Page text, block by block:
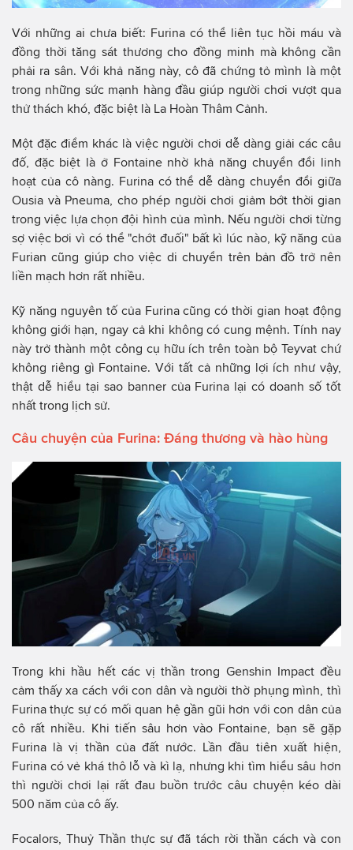
Với những ai chưa biết: Furina có thể liên tục hồi máu và
đồng thời tăng sát thương cho đồng minh mà không cần
phải ra sân. Với khả năng này, cô đã chứng tỏ mình là một
trong những sức mạnh hàng đầu giúp người chơi vượt qua
thử thách khó, đặc biệt là La Hoàn Thâm Cảnh.
Một đặc điểm khác là việc người chơi dễ dàng giải các câu
đố, đặc biệt là ở Fontaine nhờ khả năng chuyển đổi linh
hoạt của cô nàng. Furina có thể dễ dàng chuyển đổi giữa
Ousia và Pneuma, cho phép người chơi giảm bớt thời gian
trong việc lựa chọn đội hình của mình. Nếu người chơi từng
sợ việc bơi vì có thể "chớt đuối" bất kì lúc nào, kỹ năng của
Furian cũng giúp cho việc di chuyển trên bản đồ trở nên
liền mạch hơn rất nhiều.
Kỹ năng nguyên tố của Furina cũng có thời gian hoạt động
không giới hạn, ngay cả khi không có cung mệnh. Tính nay
này trở thành một công cụ hữu ích trên toàn bộ Teyvat chứ
không riêng gì Fontaine. Với tất cả những lợi ích như vậy,
thật dễ hiểu tại sao banner của Furina lại có doanh số tốt
nhất trong lịch sử.
Câu chuyện của Furina: Đáng thương và hào hùng
Trong khi hầu hết các vị thần trong Genshin Impact đều
cảm thấy xa cách với con dân và người thờ phụng mình, thì
Furina thực sự có mối quan hệ gần gũi hơn với con dân của
cô rất nhiều. Khi tiến sâu hơn vào Fontaine, bạn sẽ gặp
Furina là vị thần của đất nước. Lần đầu tiên xuất hiện,
Furina có vẻ khá thô lỗ và kì lạ, nhưng khi tìm hiểu sâu hơn
thì người chơi lại rất đau buồn trước câu chuyện kéo dài
500 năm của cô ấy.
Focalors, Thuỷ Thần thực sự đã tách rời thần cách và con